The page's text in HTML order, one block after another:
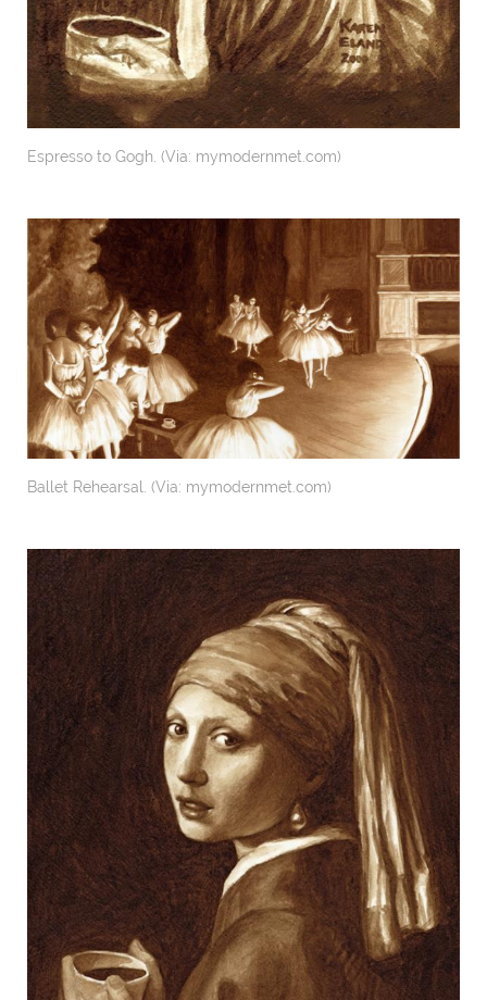
Espresso to Gogh. (Via: mymodernmet.com)
Ballet Rehearsal. (Via: mymodernmet.com)